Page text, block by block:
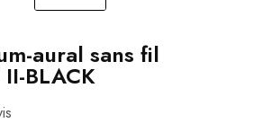
aural sans fil
BLACK